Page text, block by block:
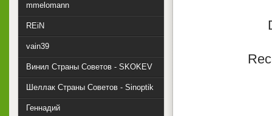
mmelomann
REiN
vain39
Винил Страны Советов - SKOKEV
Шеллак Страны Советов - Sinoptik
Геннадий